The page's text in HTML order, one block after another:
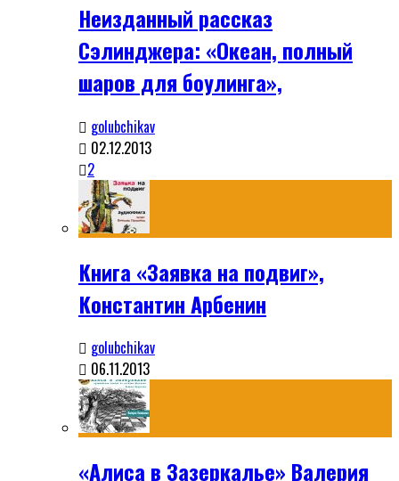
Неизданный рассказ
Сэлинджера: «Океан, полный
шаров для боулинга»,
golubchikav
02.12.2013
2
Книга «Заявка на подвиг»,
Константин Арбенин
golubchikav
06.11.2013
«Алиса в Зазеркалье» Валерия